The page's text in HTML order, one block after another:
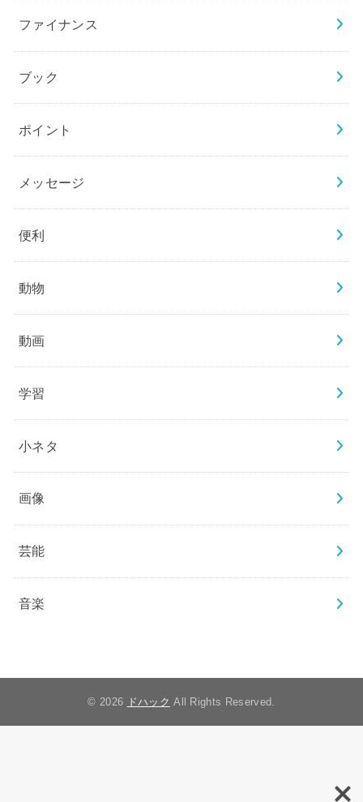
ファイナンス
ブック
ポイント
メッセージ
便利
動物
動画
学習
小ネタ
画像
芸能
音楽
© 2026 ドハック All Rights Reserved.